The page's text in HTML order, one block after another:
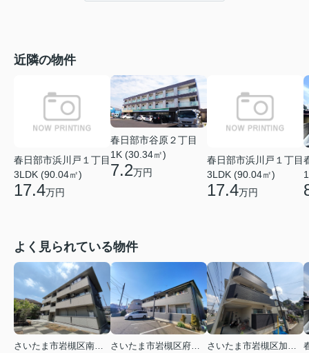
近隣の物件
春日部市浜川戸１丁目
3LDK (90.04㎡)
17.4万円
春日部市谷原２丁目
1K (30.34㎡)
7.2万円
春日部市浜川戸１丁目
3LDK (90.04㎡)
17.4万円
よく見られている物件
さいたま市岩槻区南平野４丁目
さいたま市岩槻区府内１丁目
さいたま市岩槻区加倉１丁目